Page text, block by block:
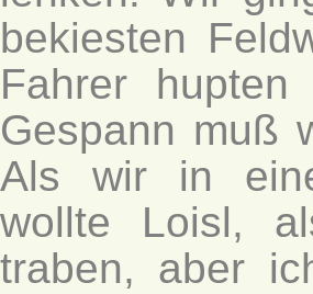
bekiesten
Fahrer
Gespann muß
Als wir in
wollte Loisl,
traben, aber